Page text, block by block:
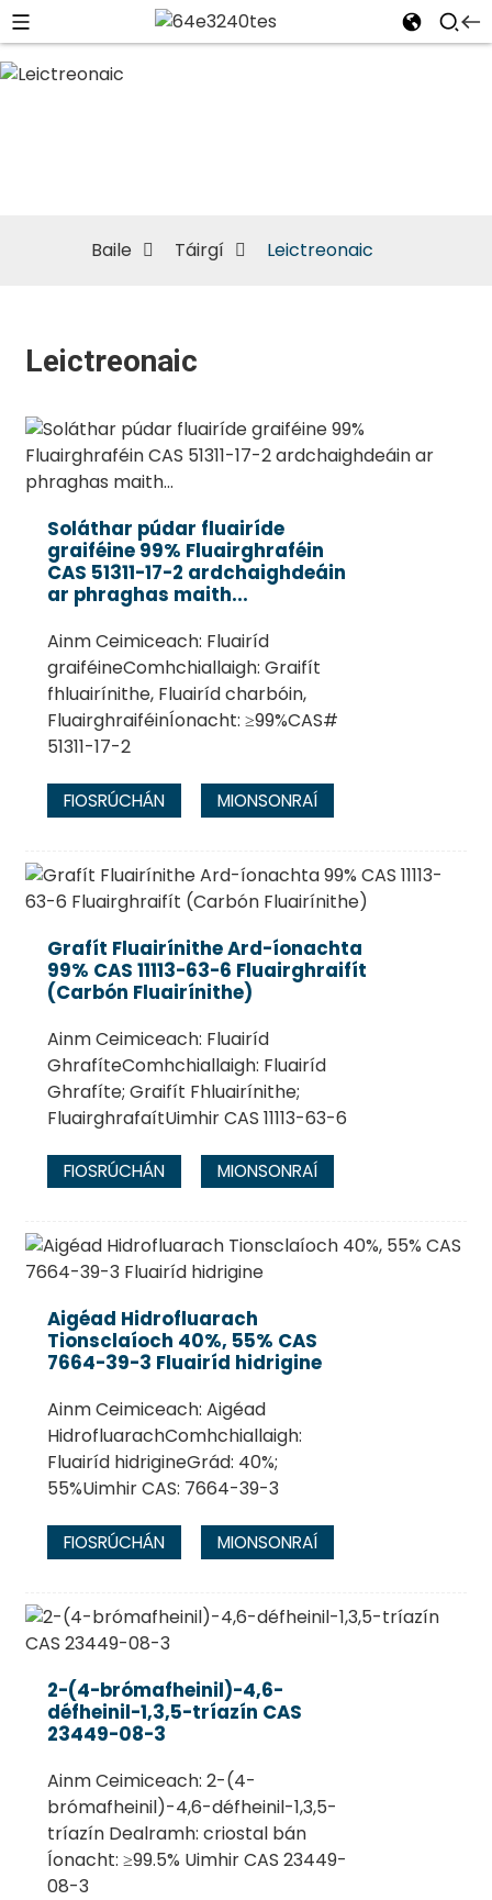
Baile Táirgí Leictreonaic
Leictreonaic
Soláthar púdar fluairíde
graiféine 99% Fluairghraféin
CAS 51311-17-2 ardchaighdeáin
ar phraghas maith...
Ainm Ceimiceach: Fluairíd
graiféineComhchiallaigh: Graifít
fhluairínithe, Fluairíd charbóin,
FluairghraiféinÍonacht: ≥99%CAS#
51311-17-2
FIOSRÚCHÁN MIONSONRAÍ
Grafít Fluairínithe Ard-íonachta
99% CAS 11113-63-6 Fluairghraifít
(Carbón Fluairínithe)
Ainm Ceimiceach: Fluairíd
GhrafíteComhchiallaigh: Fluairíd
Ghrafíte; Graifít Fhluairínithe;
FluairghrafaítUimhir CAS 11113-63-6
FIOSRÚCHÁN MIONSONRAÍ
Aigéad Hidrofluarach
Tionsclaíoch 40%, 55% CAS
7664-39-3 Fluairíd hidrigine
Ainm Ceimiceach: Aigéad
HidrofluarachComhchiallaigh:
Fluairíd hidrigineGrád: 40%;
55%Uimhir CAS: 7664-39-3
FIOSRÚCHÁN MIONSONRAÍ
2-(4-brómafheinil)-4,6-
défheinil-1,3,5-tríazín CAS
23449-08-3
Ainm Ceimiceach: 2-(4-
brómafheinil)-4,6-défheinil-1,3,5-
tríazín Dealramh: criostal bán
Íonacht: ≥99.5% Uimhir CAS 23449-
08-3